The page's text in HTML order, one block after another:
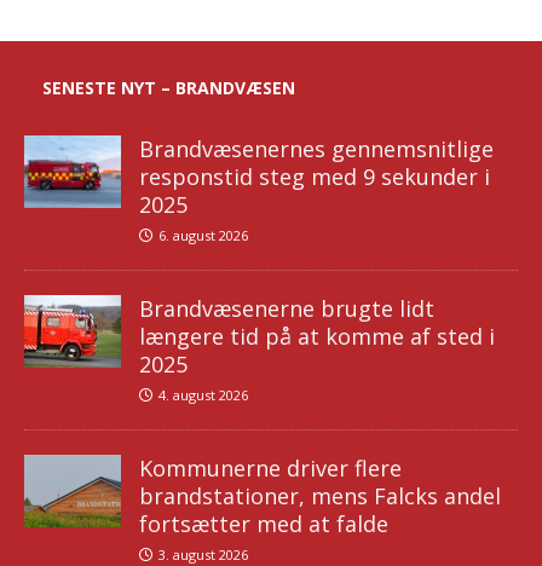
SENESTE NYT – BRANDVÆSEN
Brandvæsenernes gennemsnitlige
responstid steg med 9 sekunder i
2025
6. august 2026
Brandvæsenerne brugte lidt
længere tid på at komme af sted i
2025
4. august 2026
Kommunerne driver flere
brandstationer, mens Falcks andel
fortsætter med at falde
3. august 2026